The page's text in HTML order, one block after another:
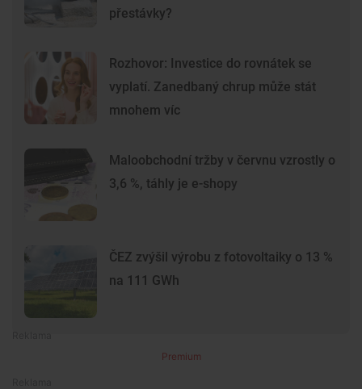
přestávky?
Rozhovor: Investice do rovnátek se
vyplatí. Zanedbaný chrup může stát
mnohem víc
Maloobchodní tržby v červnu vzrostly o
3,6 %, táhly je e-shopy
ČEZ zvýšil výrobu z fotovoltaiky o 13 %
na 111 GWh
Premium